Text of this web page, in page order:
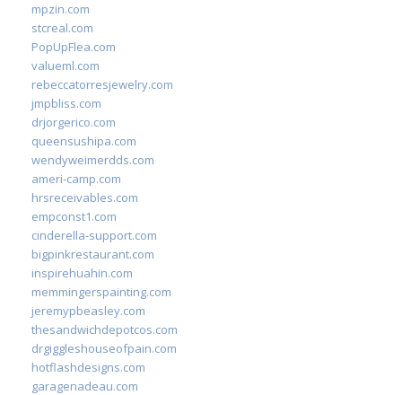
mpzin.com
stcreal.com
PopUpFlea.com
valueml.com
rebeccatorresjewelry.com
jmpbliss.com
drjorgerico.com
queensushipa.com
wendyweimerdds.com
ameri-camp.com
hrsreceivables.com
empconst1.com
cinderella-support.com
bigpinkrestaurant.com
inspirehuahin.com
memmingerspainting.com
jeremypbeasley.com
thesandwichdepotcos.com
drgiggleshouseofpain.com
hotflashdesigns.com
garagenadeau.com